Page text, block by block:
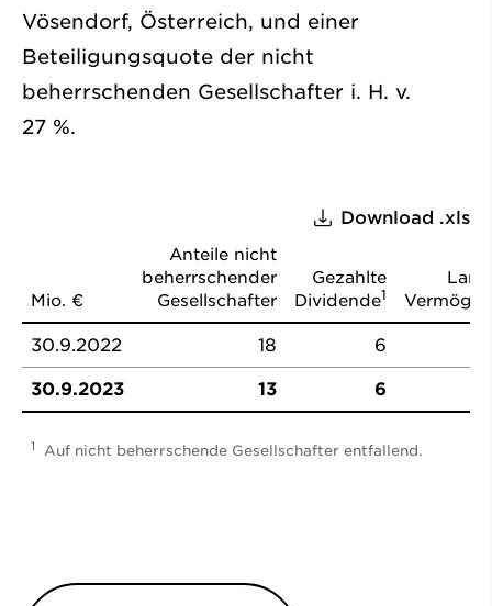
Vösendorf, Österreich, und einer
Beteiligungsquote der nicht
beherrschenden Gesellschafter i. H. v.
27 %.
Download .xls
Mio. €
Anteile nicht
beherrschender
Gesellschafter
Gezahlte
Dividende1
30.9.2022 18 6
30.9.2023 13 6
1 Auf nicht beherrschende Gesellschafter entfallend.